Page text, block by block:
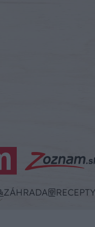
ZÁHRADA RECEPTY